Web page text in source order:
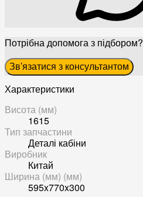
Потрібна допомога з підбором?
Зв'язатися з консультантом
Характеристики
Висота (мм)
1615
Тип запчастини
Деталі кабіни
Виробник
Китай
Ширина (мм) (мм)
595x770x300